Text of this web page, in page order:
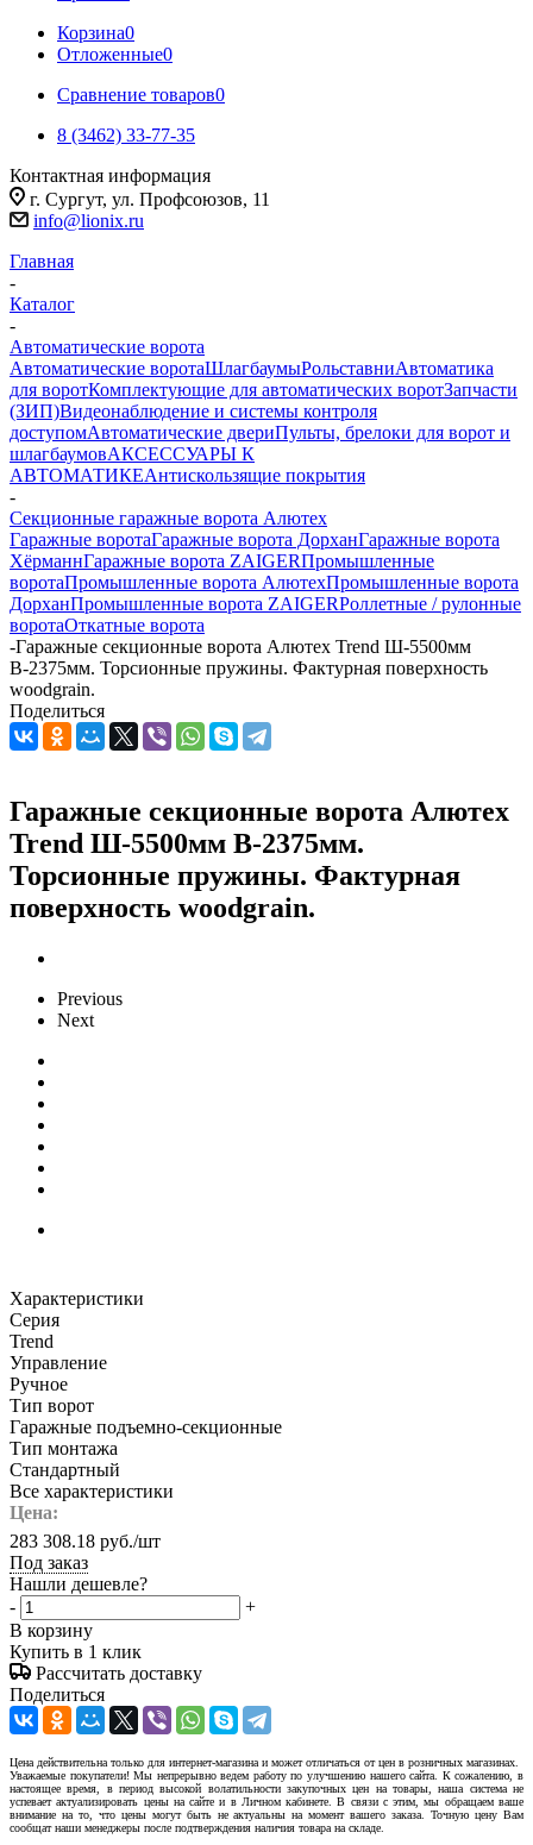
Корзина0
Отложенные0
Сравнение товаров0
8 (3462) 33-77-35
Контактная информация
г. Сургут, ул. Профсоюзов, 11
info@lionix.ru
Главная
-
Каталог
-
Автоматические ворота
Автоматические воротаШлагбаумыРольставниАвтоматика
для воротКомплектующие для автоматических воротЗапчасти
(ЗИП)Видеонаблюдение и системы контроля
доступомАвтоматические двериПульты, брелоки для ворот и
шлагбаумовАКСЕССУАРЫ К
АВТОМАТИКЕАнтискользящие покрытия
-
Секционные гаражные ворота Алютех
Гаражные воротаГаражные ворота ДорханГаражные ворота
ХёрманнГаражные ворота ZAIGERПромышленные
воротаПромышленные ворота АлютехПромышленные ворота
ДорханПромышленные ворота ZAIGERРоллетные / рулонные
воротаОткатные ворота
-Гаражные секционные ворота Алютех Trend Ш-5500мм
В-2375мм. Торсионные пружины. Фактурная поверхность
woodgrain.
Поделиться
Гаражные секционные ворота Алютех
Trend Ш-5500мм В-2375мм.
Торсионные пружины. Фактурная
поверхность woodgrain.
Previous
Next
Характеристики
Серия
Trend
Управление
Ручное
Тип ворот
Гаражные подъемно-секционные
Тип монтажа
Стандартный
Все характеристики
Цена:
283 308.18 руб./шт
Под заказ
Нашли дешевле?
-
+
В корзину
Купить в 1 клик
Рассчитать доставку
Поделиться
Цена действительна только для интернет-магазина и может отличаться от цен в розничных магазинах.
Уважаемые покупатели! Мы непрерывно ведем работу по улучшению нашего сайта. К сожалению, в
настоящее время, в период высокой волатильности закупочных цен на товары, наша система не
успевает актуализировать цены на сайте и в Личном кабинете. В связи с этим, мы обращаем ваше
внимание на то, что цены могут быть не актуальны на момент вашего заказа. Точную цену Вам
сообщат наши менеджеры после подтверждения наличия товара на складе.